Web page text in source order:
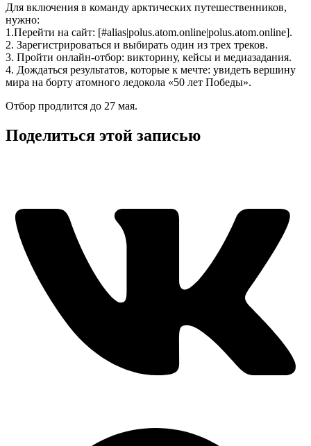
Для включения в команду арктических путешественников,
нужно:
1.Перейти на сайт: [#alias|polus.atom.online|polus.atom.online].
2. Зарегистрироваться и выбирать один из трех треков.
3. Пройти онлайн-отбор: викторину, кейсы и медиазадания.
4. Дождаться результатов, которые к мечте: увидеть вершину
мира на борту атомного ледокола «50 лет Победы».
Отбор продлится до 27 мая.
Поделиться этой записью